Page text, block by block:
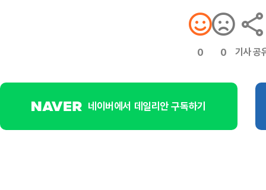
0 0 기사 공
네이버에서 데일리안 구독하기